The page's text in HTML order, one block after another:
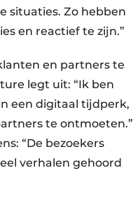
situaties. Zo hebben
en reactief te zijn.”
en partners te
legt uit: “Ik ben
een digitaal tijdperk,
te ontmoeten.”
“De bezoekers
verhalen gehoord